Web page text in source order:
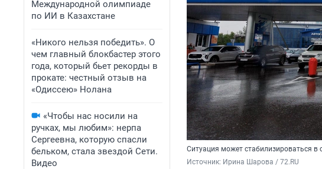
Международной олимпиаде
по ИИ в Казахстане
«Никого нельзя победить». О
чем главный блокбастер этого
года, который бьет рекорды в
прокате: честный отзыв на
«Одиссею» Нолана
«Чтобы нас носили на
ручках, мы любим»: нерпа
Сергеевна, которую спасли
бельком, стала звездой Сети.
Видео
Ситуация может стабилизироваться в
Источник: Ирина Шарова / 72.RU